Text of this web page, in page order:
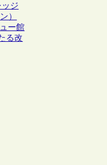
ッジ
）
ー館
る改